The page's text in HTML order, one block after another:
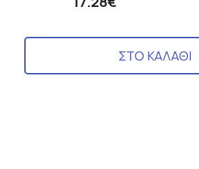
ΣΤΟ ΚΑΛΑΘΙ